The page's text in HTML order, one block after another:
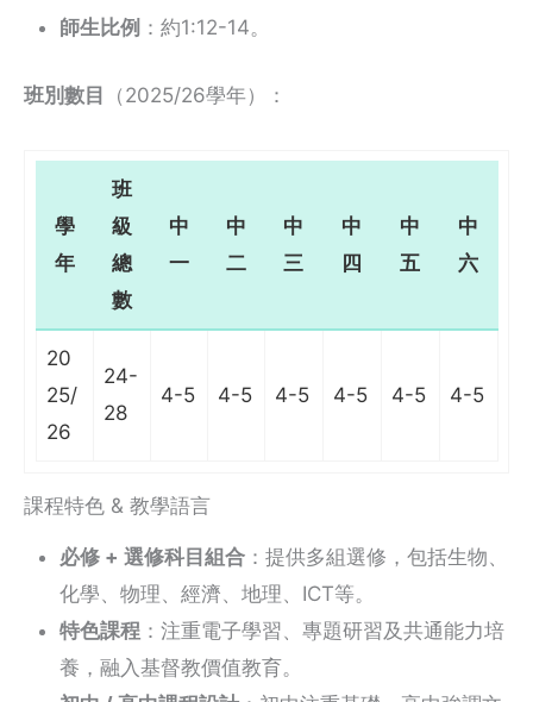
師生比例 ：約1:12-14。
班別數目 （2025/26學年）：
學
年
班
級
總
數
中
一
中
二
中
三
中
四
中
五
中
六
20
25/
26
24-
28
4-5 4-5 4-5 4-5 4-5 4-5
課程特色 & 教學語言
必修 + 選修科目組合 ：提供多組選修，包括生物、
化學、物理、經濟、地理、ICT等。
特色課程 ：注重電子學習、專題研習及共通能力培
養，融入基督教價值教育。